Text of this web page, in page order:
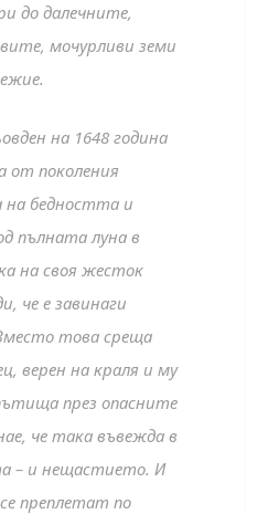
до далечните,
мочурливи земи
на 1648 година
от поколения
на бедността и
пълната луна в
на своя жесток
че е завинаги
това среща
верен на краля и му
през опасните
че така въвежда в
– и нещастието. И
преплетат по